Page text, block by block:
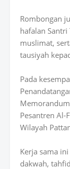
Rombongan
hafalan
muslimat,
tausiyah
Pada
Pesantren Al-
Wilayah
Kerja sama
dakwah,